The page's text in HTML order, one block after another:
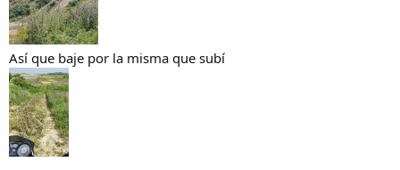
Así que baje por la misma que subí